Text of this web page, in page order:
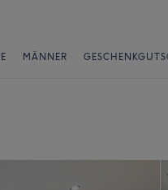
MÄNNER